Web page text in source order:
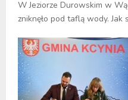
W Jeziorze Durowskim w
zniknęło pod taflą wody. Jak